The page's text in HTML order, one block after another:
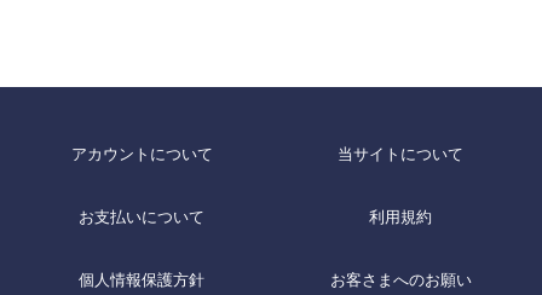
アカウントについて 当サイトについて
お支払いについて 利用規約
個人情報保護方針 お客さまへのお願い